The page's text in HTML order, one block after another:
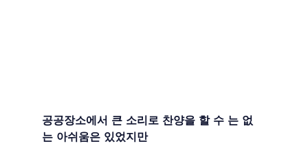
공공장소에서 큰 소리로 찬양을 할 수 는 없
는 아쉬움은 있었지만